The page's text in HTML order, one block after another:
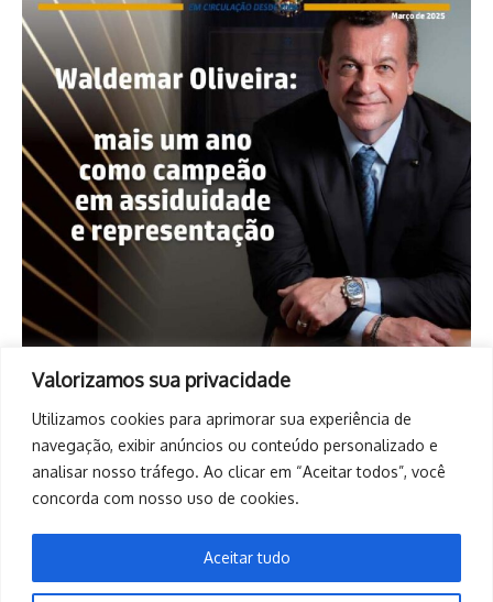
Valorizamos sua privacidade
Utilizamos cookies para aprimorar sua experiência de
navegação, exibir anúncios ou conteúdo personalizado e
analisar nosso tráfego. Ao clicar em “Aceitar todos”, você
concorda com nosso uso de cookies.
Aceitar tudo